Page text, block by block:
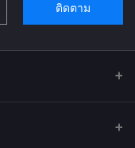
ติดตาม